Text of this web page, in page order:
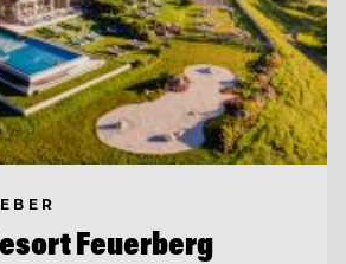
Feuerberg